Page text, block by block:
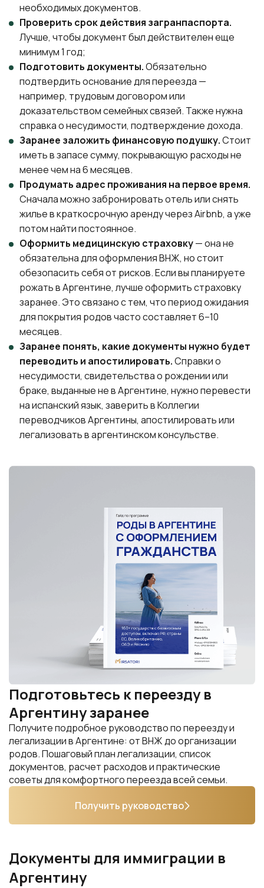
необходимых документов.
Проверить срок действия загранпаспорта.
Лучше, чтобы документ был действителен еще
минимум 1 год;
Подготовить документы.Обязательно
подтвердить основание для переезда —
например, трудовым договором или
доказательством семейных связей. Также нужна
справка о несудимости, подтверждение дохода.
Заранее заложить финансовую подушку.Стоит
иметь в запасе сумму, покрывающую расходы не
менее чем на 6 месяцев.
Продумать адрес проживания на первое время.
Сначала можно забронировать отель или снять
жилье в краткосрочную аренду через Airbnb, а уже
потом найти постоянное.
Оформить медицинскую страховку— она не
обязательна для оформления ВНЖ, но стоит
обезопасить себя от рисков. Если вы планируете
рожать в Аргентине, лучше оформить страховку
заранее. Это связано с тем, что период ожидания
для покрытия родов часто составляет 6–10
месяцев.
Заранее понять, какие документы нужно будет
переводить и апостилировать.Справки о
несудимости, свидетельства о рождении или
браке, выданные не в Аргентине, нужно перевести
на испанский язык, заверить в Коллегии
переводчиков Аргентины, апостилировать или
легализовать в аргентинском консульстве.
Подготовьтесь к переезду в
Аргентину заранее
Получите подробное руководство по переезду и
легализации в Аргентине: от ВНЖ до организации
родов. Пошаговый план легализации, список
документов, расчет расходов и практические
советы для комфортного переезда всей семьи.
Получить руководство
Документы для иммиграции в
Аргентину